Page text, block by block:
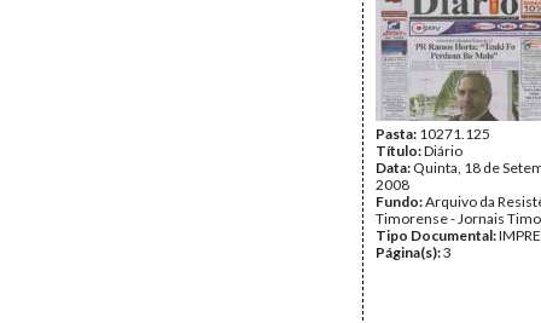
Pasta: 10271.125
Título:Diário
Data: Quinta, 18 de
2008
Fundo:Arquivo da
Timorense - Jornais
Tipo Documental:
Página(s):3